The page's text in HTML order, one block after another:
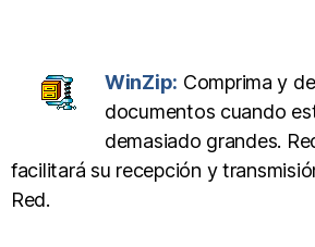
WinZip: Comprima y
documentos cuando
demasiado grandes.
facilitará su recepción y
Red.